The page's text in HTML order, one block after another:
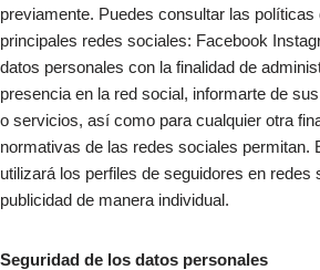
previamente. Puedes consultar las políticas
principales redes sociales: Facebook
datos personales con la finalidad de
presencia en la red social, informarte de
o servicios, así como para cualquier otra
normativas de las redes sociales permitan.
utilizará los perfiles de seguidores en redes
publicidad de manera individual.
Seguridad de los datos personales